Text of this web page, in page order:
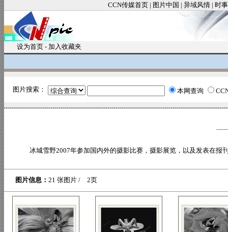
CCN传媒首页 | 图片中国 | 异域风情 | 时
设为首页 - 加入收藏夹
图片搜索： 本网查询
冰城雪野2007年参加国内外的摄影比赛，摄影展览，以及发表在报
图片信息： 21 张图片 / 2页